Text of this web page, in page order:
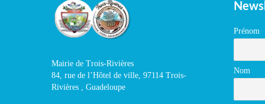
Mairie de Trois-Rivières
84, rue de l’Hôtel de ville, 97114 Trois-
Rivières , Guadeloupe
Prénom
Nom